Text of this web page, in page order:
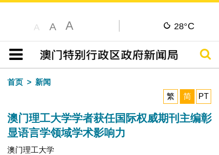
A A A 28°C
目录
搜寻
首页
新闻
繁
简 PT
澳门理工大学学者获任国际权威期刊主编彰
显语言学领域学术影响力
澳门理工大学